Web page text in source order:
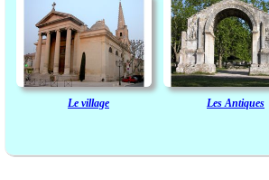
Le village Les Antiques